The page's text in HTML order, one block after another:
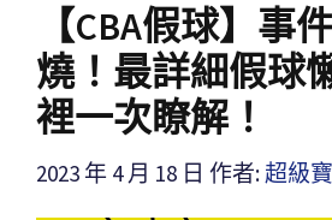
【CBA假球】事
燒！最詳細假球
裡一次瞭解！
2023 年 4 月 18 日 作者: 超級